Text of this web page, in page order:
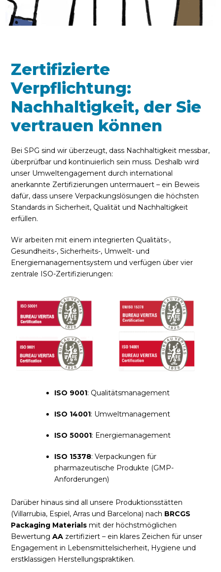
Zertifizierte
Verpflichtung:
Nachhaltigkeit, der Sie
vertrauen können
Bei SPG sind wir überzeugt, dass Nachhaltigkeit messbar,
überprüfbar und kontinuierlich sein muss. Deshalb wird
unser Umweltengagement durch international
anerkannte Zertifizierungen untermauert – ein Beweis
dafür, dass unsere Verpackungslösungen die höchsten
Standards in Sicherheit, Qualität und Nachhaltigkeit
erfüllen.
Wir arbeiten mit einem integrierten Qualitäts-,
Gesundheits-, Sicherheits-, Umwelt- und
Energiemanagementsystem und verfügen über vier
zentrale ISO-Zertifizierungen:
ISO 9001: Qualitätsmanagement
ISO 14001: Umweltmanagement
ISO 50001: Energiemanagement
ISO 15378: Verpackungen für
pharmazeutische Produkte (GMP-
Anforderungen)
Darüber hinaus sind all unsere Produktionsstätten
(Villarrubia, Espiel, Arras und Barcelona) nach BRCGS
Packaging Materials mit der höchstmöglichen
BewertungAA zertifiziert – ein klares Zeichen für unser
Engagement in Lebensmittelsicherheit, Hygiene und
erstklassigen Herstellungspraktiken.